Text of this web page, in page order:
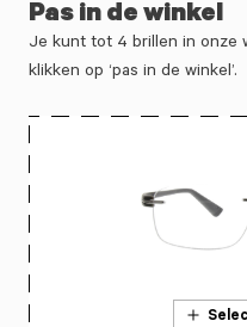
Pas in de winkel
Je kunt tot 4 brillen in onze
klikken op ‘pas in de winkel’.